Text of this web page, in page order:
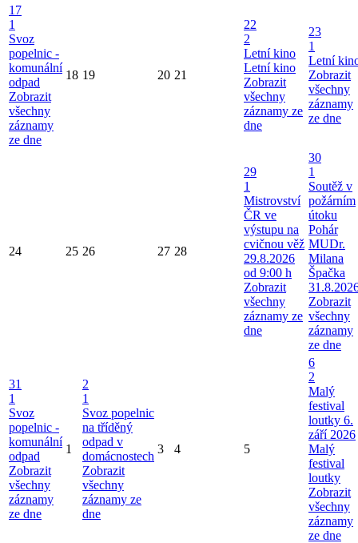
17
1
Svoz
popelnic -
komunální
odpad
Zobrazit
všechny
záznamy
ze dne
18 19 20 21
22
2
Letní kino
Letní kino
Zobrazit
všechny
záznamy ze
dne
23
1
Letní
Zobrazit
všechny
záznamy
ze dne
24 25 26 27 28
29
1
Mistrovství
ČR ve
výstupu na
cvičnou věž
29.8.2026
od 9:00 h
Zobrazit
všechny
záznamy ze
dne
30
1
Soutěž v
požárním
útoku
Pohár
MUDr.
Milana
Špačka
Zobrazit
všechny
záznamy
ze dne
31
1
Svoz
popelnic -
komunální
odpad
Zobrazit
všechny
záznamy
ze dne
1
2
1
Svoz popelnic
na tříděný
odpad v
domácnostech
Zobrazit
všechny
záznamy ze
dne
3 4 5
6
2
Malý
festival
loutky 6.
září 2026
Malý
festival
loutky
Zobrazit
všechny
záznamy
ze dne